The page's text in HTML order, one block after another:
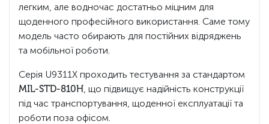
легким, але водночас достатньо міцним для
щоденного професійного використання. Саме тому
модель часто обирають для постійних відряджень
та мобільної роботи.
Серія U9311X проходить тестування за стандартом
MIL-STD-810H , що підвищує надійність конструкції
під час транспортування, щоденної експлуатації та
роботи поза офісом.